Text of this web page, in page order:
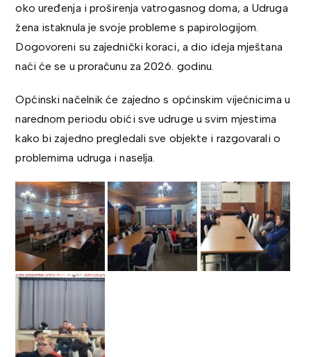
oko uređenja i proširenja vatrogasnog doma, a Udruga
žena istaknula je svoje probleme s papirologijom.
Dogovoreni su zajednički koraci, a dio ideja mještana
naći će se u proračunu za 2026. godinu.
Općinski načelnik će zajedno s općinskim vijećnicima u
narednom periodu obići sve udruge u svim mjestima
kako bi zajedno pregledali sve objekte i razgovarali o
problemima udruga i naselja.